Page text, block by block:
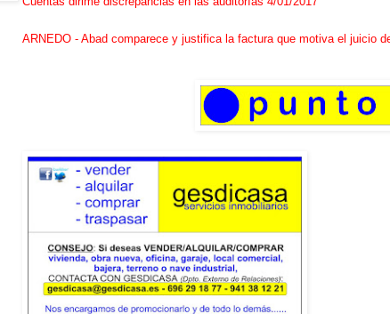
ARNEDO - Abad comparece y justifica la factura que motiva el juicio